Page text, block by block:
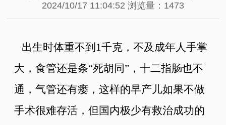
2024/10/17 11:04:52 浏览量：1473
出生时体重不到1千克，不及成年人手掌
大，食管还是条“死胡同”，十二指肠也不
通，气管还有瘘，这样的早产儿如果不做
手术很难存活，但国内极少有救治成功的